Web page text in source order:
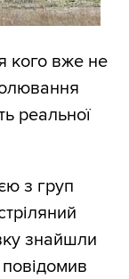
кого вже не
реальної
з груп
знайшли
повідомив